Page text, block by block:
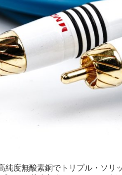
純度無酸素銅でトリプル・ソリ